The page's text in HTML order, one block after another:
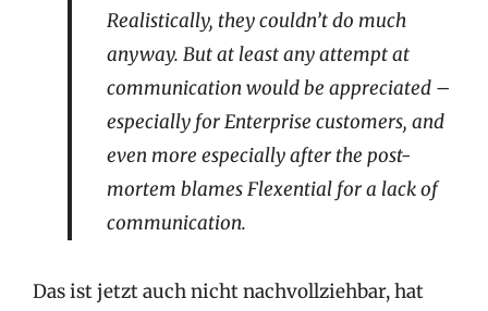
Realistically, they couldn’t do much
anyway. But at least any attempt at
communication would be appreciated –
especially for Enterprise customers, and
even more especially after the post-
mortem blames Flexential for a lack of
communication.
Das ist jetzt auch nicht nachvollziehbar, hat